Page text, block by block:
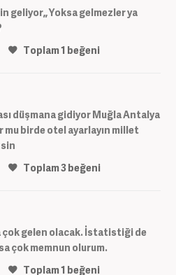
geliyor,, Yoksa gelmezler ya
Toplam1 beğeni
düşmana gidiyor Muğla Antalya
mu birde otel ayarlayın millet
Toplam3beğeni
çok gelen olacak. İstatistiği de
çok memnun olurum.
Toplam1 beğeni